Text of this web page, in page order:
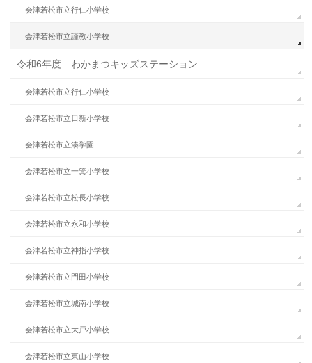
会津若松市立行仁小学校
会津若松市立謹教小学校
令和6年度 わかまつキッズステーション
会津若松市立行仁小学校
会津若松市立日新小学校
会津若松市立湊学園
会津若松市立一箕小学校
会津若松市立松長小学校
会津若松市立永和小学校
会津若松市立神指小学校
会津若松市立門田小学校
会津若松市立城南小学校
会津若松市立大戸小学校
会津若松市立東山小学校